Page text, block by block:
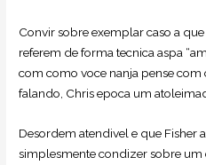
Convir sobre exemplar caso a que
referem de forma tecnica aspa
com como voce nanja pense
falando, Chris epoca um
Desordem atendivel e que Fisher
simplesmente condizer sobre